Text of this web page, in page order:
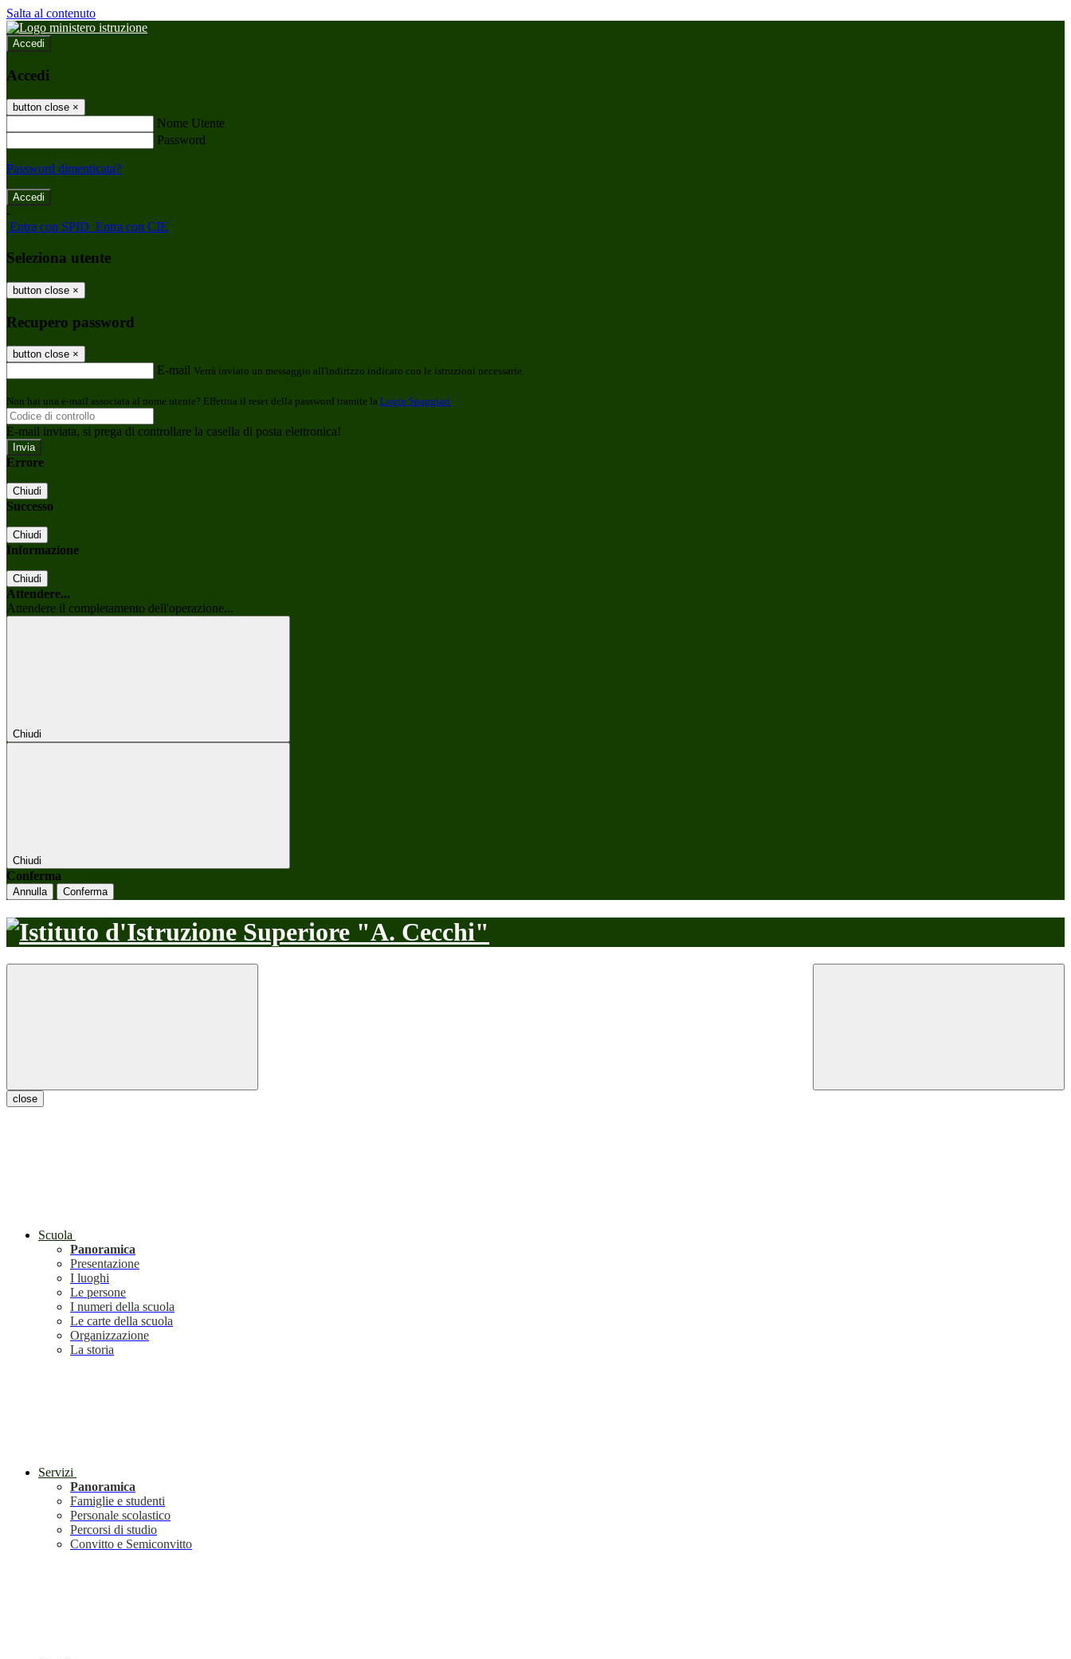
Salta al contenuto
Accedi
Accedi
button close ×
Nome Utente
Password
Password dimenticata?
-
Entra con SPID Entra con CIE
Seleziona utente
button close ×
Recupero password
button close ×
E-mail Verrà inviato un messaggio all'indirizzo indicato con le istruzioni necessarie.
Non hai una e-mail associata al nome utente? Effettua il reset della password tramite la Login Spaggiari
E-mail inviata, si prega di controllare la casella di posta elettronica!
Errore
Chiudi
Successo
Chiudi
Informazione
Chiudi
Attendere...
Attendere il completamento dell'operazione...
Chiudi
Chiudi
Conferma
Annulla Conferma
close
Scuola
Panoramica
Presentazione
I luoghi
Le persone
I numeri della scuola
Le carte della scuola
Organizzazione
La storia
Servizi
Panoramica
Famiglie e studenti
Personale scolastico
Percorsi di studio
Convitto e Semiconvitto